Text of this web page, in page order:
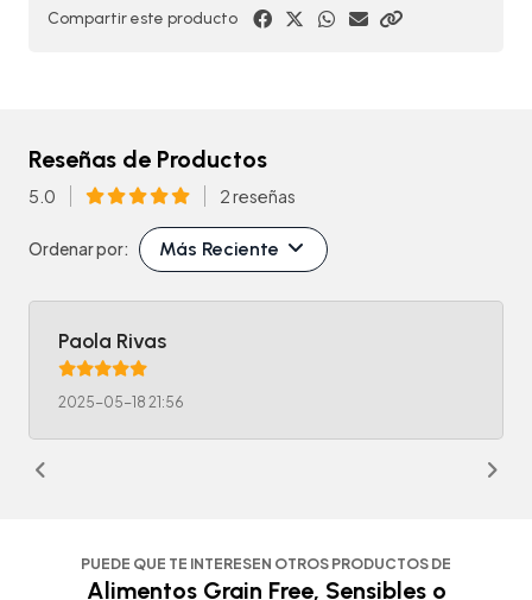
Compartir este producto
Reseñas de Productos
5.0 2 reseñas
Ordenar por: Más Reciente
Paola Rivas
2025-05-18 21:56
PUEDE QUE TE INTERESEN OTROS PRODUCTOS DE
Alimentos Grain Free, Sensibles o